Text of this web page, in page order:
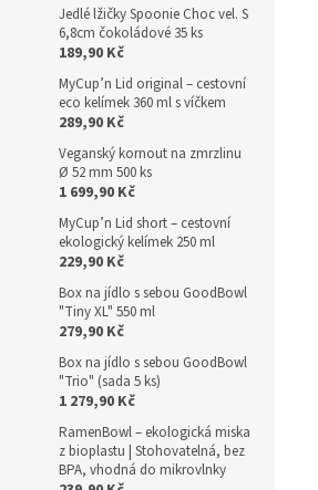
Jedlé lžičky Spoonie Choc vel. S
6,8cm čokoládové 35 ks
189,90 Kč
MyCup’n Lid original – cestovní
eco kelímek 360 ml s víčkem
289,90 Kč
Veganský kornout na zmrzlinu
Ø 52 mm 500 ks
1 699,90 Kč
MyCup’n Lid short – cestovní
ekologický kelímek 250 ml
229,90 Kč
Box na jídlo s sebou GoodBowl
"Tiny XL" 550 ml
279,90 Kč
Box na jídlo s sebou GoodBowl
"Trio" (sada 5 ks)
1 279,90 Kč
RamenBowl – ekologická miska
z bioplastu | Stohovatelná, bez
BPA, vhodná do mikrovlnky